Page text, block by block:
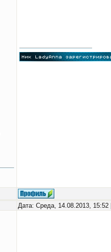
Дата: Среда, 14.08.2013,